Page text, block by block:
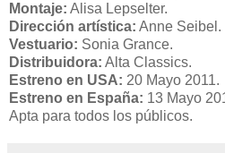
Montaje: Alisa Lepselter.
Dirección artística: Anne Seibel.
Vestuario: Sonia Grance.
Distribuidora: Alta Classics.
Estreno en USA: 20 Mayo 2011.
Estreno en España: 13 Mayo
Apta para todos los públicos.